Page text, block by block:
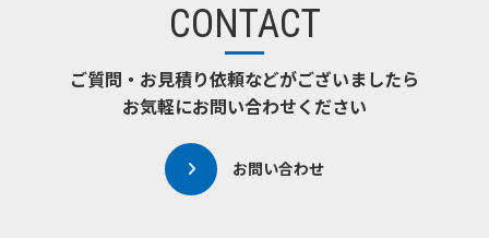
CONTACT
ご質問・お見積り依頼などがございましたら
お気軽にお問い合わせください
お問い合わせ